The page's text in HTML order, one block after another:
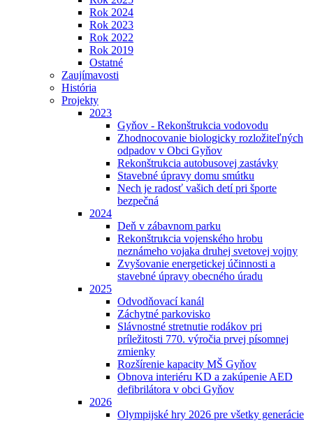
Rok 2024
Rok 2023
Rok 2022
Rok 2019
Ostatné
Zaujímavosti
História
Projekty
2023
Gyňov - Rekonštrukcia vodovodu
Zhodnocovanie biologicky rozložiteľných
odpadov v Obci Gyňov
Rekonštrukcia autobusovej zastávky
Stavebné úpravy domu smútku
Nech je radosť vašich detí pri športe
bezpečná
2024
Deň v zábavnom parku
Rekonštrukcia vojenského hrobu
neznámeho vojaka druhej svetovej vojny
Zvyšovanie energetickej účinnosti a
stavebné úpravy obecného úradu
2025
Odvodňovací kanál
Záchytné parkovisko
Slávnostné stretnutie rodákov pri
príležitosti 770. výročia prvej písomnej
zmienky
Rozšírenie kapacity MŠ Gyňov
Obnova interiéru KD a zakúpenie AED
defibrilátora v obci Gyňov
2026
Olympijské hry 2026 pre všetky generácie